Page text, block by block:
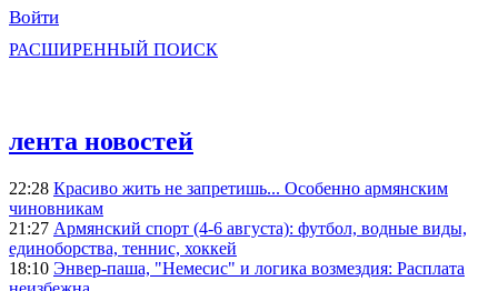
Войти
РАСШИРЕННЫЙ ПОИСК
лента новостей
22:28 Красиво жить не запретишь... Особенно армянским
чиновникам
21:27 Армянский спорт (4-6 августа): футбол, водные виды,
единоборства, теннис, хоккей
18:10 Энвер-паша, "Немесис" и логика возмездия: Расплата